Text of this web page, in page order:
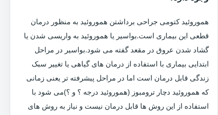
هموروئید کتومی جراحی برداشتن هموروئید به منظور درمان
قطعی این بیماری است.بواسیر یا هموروئید به واریسی شدن یا
گشاد شدن عروق در مقعد گفته می شود.بواسیر در مراحل
ابتدایی بیماری با استفاده از درمان های گیاهی یا تغییر سبک
زندگی قابل درمان است اما در مراحل پیشرفته تر یعنی زمانی
که هموروئید دچار ترومبوز (هموروئید درجه ؟ و ؟)می شود با
استفاده از این روش ها قابل درمان نیست و نیاز به روش های